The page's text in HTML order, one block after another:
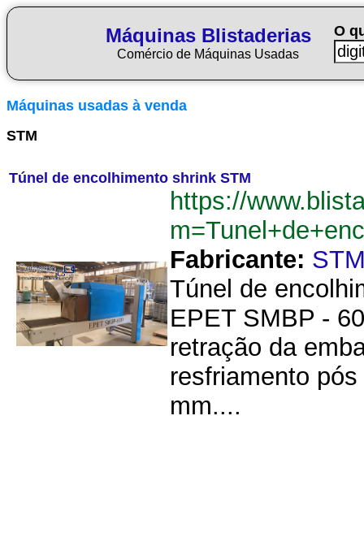
Máquinas Blistaderias
Comércio de Máquinas Usadas
O
Máquinas usadas à venda
STM
Túnel de encolhimento shrink STM
https://
Fabricante:
Túnel de
EPET SMBP -
retração da
resfriamento
mm....